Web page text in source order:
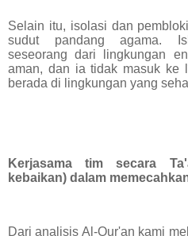
Selain itu, isolasi dan
sudut pandang agama.
seseorang dari lingkungan
aman, dan ia tidak masuk ke
berada di lingkungan yang
Kerjasama tim secara
kebaikan) dalam
Dari analisis Al-Qur'an kami